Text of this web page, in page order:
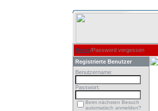
Home/Password vergessen
Registrierte Benutzer
Benutzername:
Passwort:
Beim nächsten Besuch
automatisch anmelden?